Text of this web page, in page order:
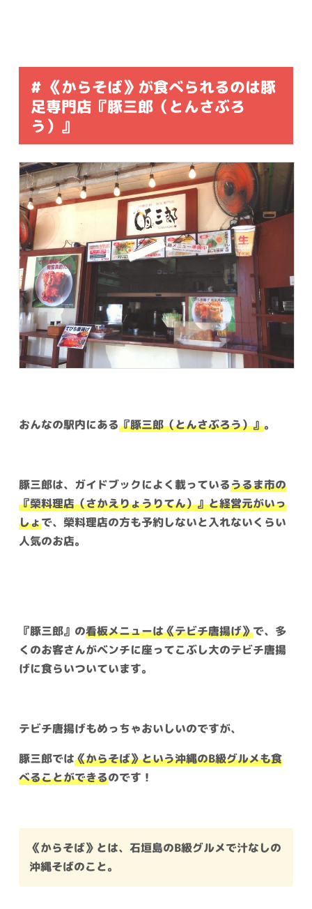
# 《からそば》が食べられるのは豚
足専門店『豚三郎（とんさぶろ
う）』
おんなの駅内にある『豚三郎（とんさぶろう）』。
豚三郎は、ガイドブックによく載っているうるま市の
『榮料理店（さかえりょうりてん）』と経営元がいっ
しょで、榮料理店の方も予約しないと入れないくらい
人気のお店。
『豚三郎』の看板メニューは《テビチ唐揚げ》で、多
くのお客さんがベンチに座ってこぶし大のテビチ唐揚
げに食らいついています。
テビチ唐揚げもめっちゃおいしいのですが、
豚三郎では《からそば》という沖縄のB級グルメも食
べることができるのです！
《からそば》とは、石垣島のB級グルメで汁なしの
沖縄そばのこと。